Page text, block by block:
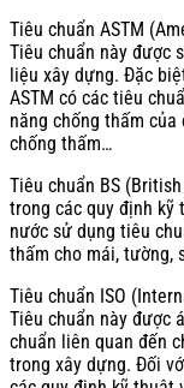
Tiêu chuẩn ASTM
Tiêu chuẩn này được
liệu xây dựng. Đặc
ASTM có các tiêu
năng chống thấm
chống thấm…
Tiêu chuẩn BS
trong các quy định kỹ
nước sử dụng tiêu
thấm cho mái, tường,
Tiêu chuẩn ISO
Tiêu chuẩn này được
chuẩn liên quan đến
trong xây dựng. Đối